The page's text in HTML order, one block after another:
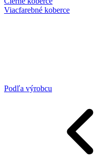
Viacfarebné koberce
Podľa výrobcu